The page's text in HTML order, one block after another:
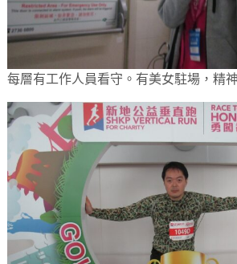
每層有工作人員看守。有美女駐場，精